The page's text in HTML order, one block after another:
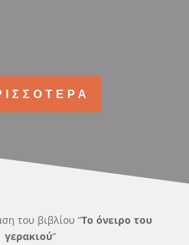
του βιβλίου “Το όνειρο του
γερακιού“